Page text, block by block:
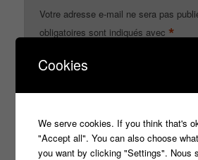
Votre adresse e-mail ne sera pas
obligatoires sont indiqués avec *
Commentaire *
Cookies
We serve cookies. If you think that's
"Accept all". You can also choose
you want by clicking "Settings". Nous